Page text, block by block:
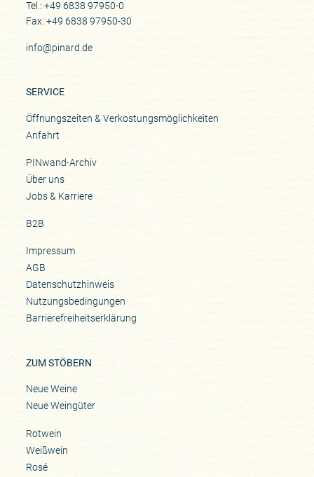
Tel.: +49 6838 97950-0
Fax: +49 6838 97950-30
info@pinard.de
SERVICE
Öffnungszeiten & Verkostungsmöglichkeiten
Anfahrt
PINwand-Archiv
Über uns
Jobs & Karriere
B2B
Impressum
AGB
Datenschutzhinweis
Nutzungsbedingungen
Barrierefreiheitserklärung
ZUM STÖBERN
Neue Weine
Neue Weingüter
Rotwein
Weißwein
Rosé